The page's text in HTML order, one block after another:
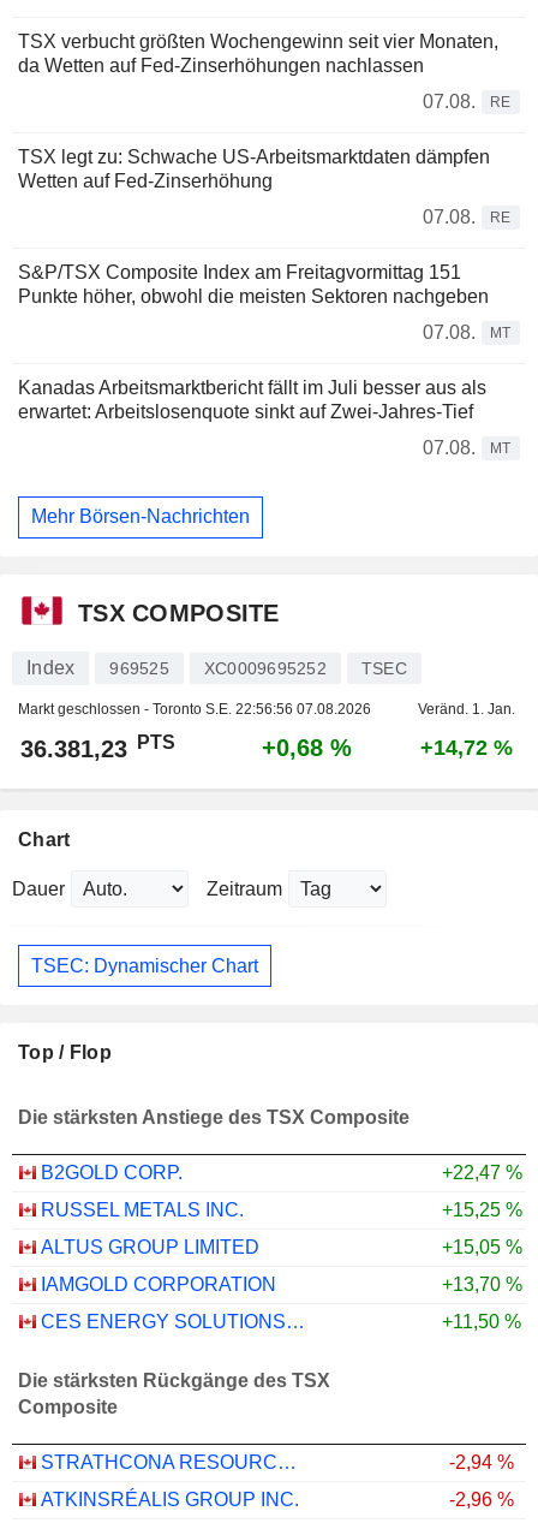
TSX verbucht größten Wochengewinn seit vier Monaten,
da Wetten auf Fed-Zinserhöhungen nachlassen
07.08.
RE
TSX legt zu: Schwache US-Arbeitsmarktdaten dämpfen
Wetten auf Fed-Zinserhöhung
07.08.
RE
S&P/TSX Composite Index am Freitagvormittag 151
Punkte höher, obwohl die meisten Sektoren nachgeben
07.08.
MT
Kanadas Arbeitsmarktbericht fällt im Juli besser aus als
erwartet: Arbeitslosenquote sinkt auf Zwei-Jahres-Tief
07.08.
MT
Mehr Börsen-Nachrichten
TSX COMPOSITE
Index 969525 XC0009695252 TSEC
Markt geschlossen - Toronto S.E. 22:56:56 07.08.2026 Veränd. 1. Jan.
36.381,23 PTS +0,68 % +14,72 %
Chart
Dauer Zeitraum
TSEC: Dynamischer Chart
Top / Flop
Die stärksten Anstiege des TSX Composite
B2GOLD CORP.
+22,47 %
RUSSEL METALS INC.
+15,25 %
ALTUS GROUP LIMITED
+15,05 %
IAMGOLD CORPORATION
+13,70 %
CES ENERGY SOLUTIONS CORP.
+11,50 %
Die stärksten Rückgänge des TSX
Composite
STRATHCONA RESOURCES LTD.
-2,94 %
ATKINSRÉALIS GROUP INC.
-2,96 %